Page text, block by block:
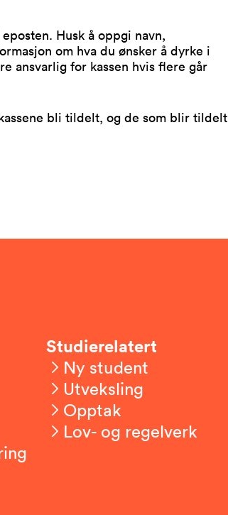
Husk å oppgi navn,
om hva du ønsker å dyrke i
ansvarlig for kassen hvis flere går
bli tildelt, og de som blir tildelt
Studierelatert
Ny student
Utveksling
Opptak
Lov- og regelverk